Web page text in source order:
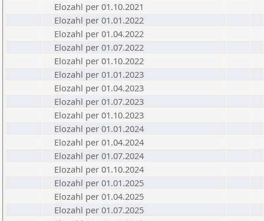
Elozahl per 01.10.2021
Elozahl per 01.01.2022
Elozahl per 01.04.2022
Elozahl per 01.07.2022
Elozahl per 01.10.2022
Elozahl per 01.01.2023
Elozahl per 01.04.2023
Elozahl per 01.07.2023
Elozahl per 01.10.2023
Elozahl per 01.01.2024
Elozahl per 01.04.2024
Elozahl per 01.07.2024
Elozahl per 01.10.2024
Elozahl per 01.01.2025
Elozahl per 01.04.2025
Elozahl per 01.07.2025